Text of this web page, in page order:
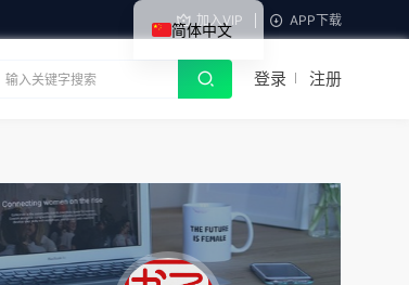
加入VIP APP下载
登录 注册
简体中文